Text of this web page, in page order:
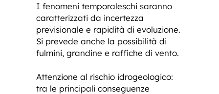
I fenomeni temporaleschi saranno
caratterizzati da incertezza
previsionale e rapidità di evoluzione.
Si prevede anche la possibilità di
fulmini, grandine e raffiche di vento.
Attenzione al rischio idrogeologico:
tra le principali conseguenze